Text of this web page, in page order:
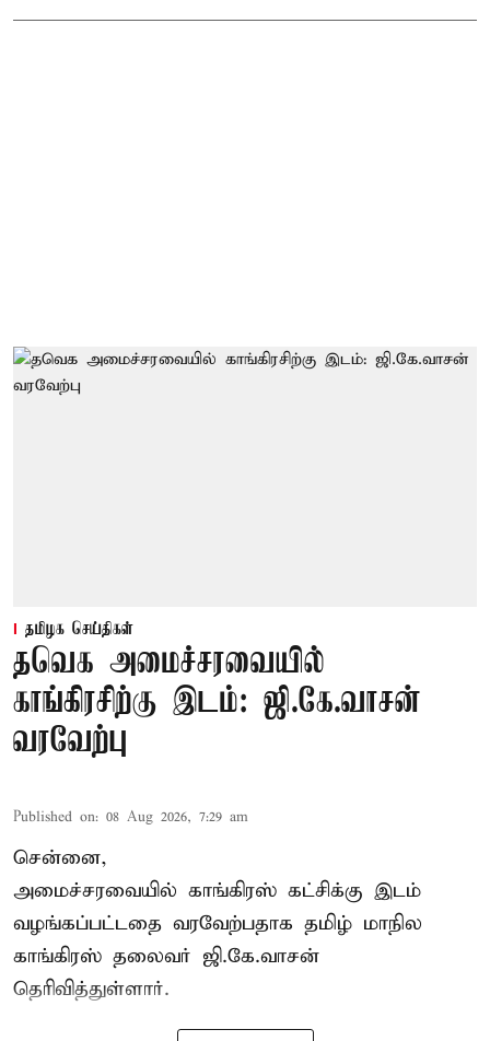
தமிழக செய்திகள்
தவெக அமைச்சரவையில்
காங்கிரசிற்கு இடம்: ஜி.கே.வாசன்
வரவேற்பு
Published on: 08 Aug 2026, 7:29 am
சென்னை,
அமைச்சரவையில் காங்கிரஸ் கட்சிக்கு இடம்
வழங்கப்பட்டதை வரவேற்பதாக தமிழ் மாநில
காங்கிரஸ் தலைவர் ஜி.கே.வாசன்
தெரிவித்துள்ளார்.